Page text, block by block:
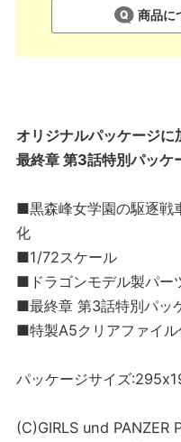
商品に
オリジナルパッケージに
最終章 第3話特別パッケ
■黒森峰女学園の駆逐戦
化
■1/72スケール
■ドラゴンモデル製パー
■最終章 第3話特別パッ
■特製A5クリアファイル
パッケージサイズ
(C)GIRLS und